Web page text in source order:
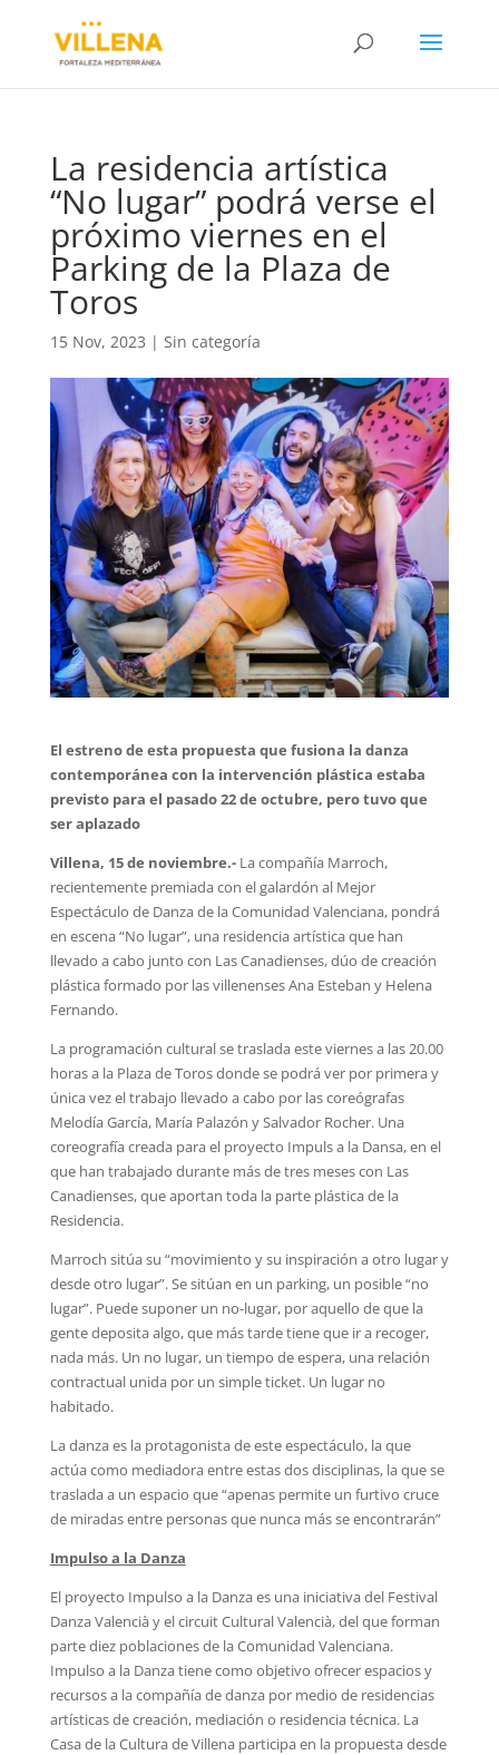
La residencia artística
“No lugar” podrá verse el
próximo viernes en el
Parking de la Plaza de
Toros
15 Nov, 2023 | Sin categoría
El estreno de esta propuesta que fusiona la danza
contemporánea con la intervención plástica estaba
previsto para el pasado 22 de octubre, pero tuvo que
ser aplazado
Villena, 15 de noviembre.-La compañía Marroch,
recientemente premiada con el galardón al Mejor
Espectáculo de Danza de la Comunidad Valenciana, pondrá
en escena “No lugar”, una residencia artística que han
llevado a cabo junto con Las Canadienses, dúo de creación
plástica formado por las villenenses Ana Esteban y Helena
Fernando.
La programación cultural se traslada este viernes a las 20.00
horas a la Plaza de Toros donde se podrá ver por primera y
única vez el trabajo llevado a cabo por las coreógrafas
Melodía García, María Palazón y Salvador Rocher. Una
coreografía creada para el proyecto Impuls a la Dansa, en el
que han trabajado durante más de tres meses con Las
Canadienses, que aportan toda la parte plástica de la
Residencia.
Marroch sitúa su “movimiento y su inspiración a otro lugar y
desde otro lugar”. Se sitúan en un parking, un posible “no
lugar”. Puede suponer un no-lugar, por aquello de que la
gente deposita algo, que más tarde tiene que ir a recoger,
nada más. Un no lugar, un tiempo de espera, una relación
contractual unida por un simple ticket. Un lugar no
habitado.
La danza es la protagonista de este espectáculo, la que
actúa como mediadora entre estas dos disciplinas, la que se
traslada a un espacio que “apenas permite un furtivo cruce
de miradas entre personas que nunca más se encontrarán”
Impulso a la Danza
El proyecto Impulso a la Danza es una iniciativa del Festival
Danza Valencià y el circuit Cultural Valencià, del que forman
parte diez poblaciones de la Comunidad Valenciana.
Impulso a la Danza tiene como objetivo ofrecer espacios y
recursos a la compañía de danza por medio de residencias
artísticas de creación, mediación o residencia técnica. La
Casa de la Cultura de Villena participa en la propuesta desde